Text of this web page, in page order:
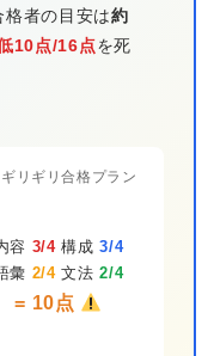
格者の目安は約
10点/16点を死
ギリギリ合格プラン
容 3/4構成3/4
彙 2/4文法2/4
= 10点